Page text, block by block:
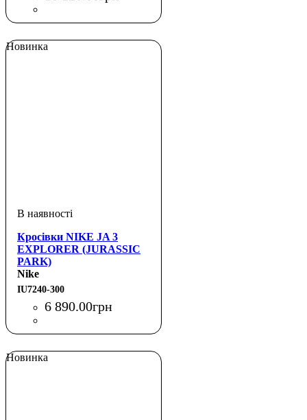
Новинка
Кросівки NIKE JA 3
EXPLORER (JURASSIC
PARK)
Nike
IU7240-300
6 890.00грн
Новинка